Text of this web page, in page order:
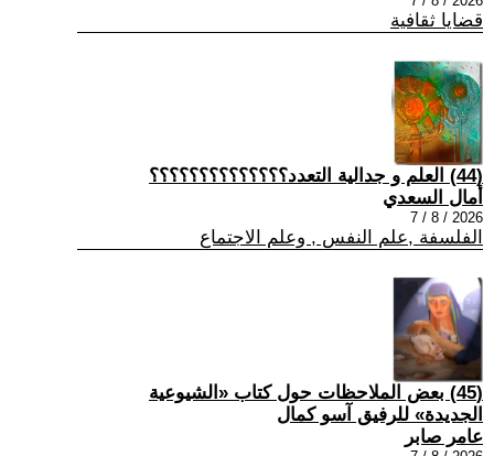
قضايا ثقافية
(44) العلم و جدالية التعدد؟؟؟؟؟؟؟؟؟؟؟؟؟؟
أمال السعدي
2026 / 8 / 7
الفلسفة ,علم النفس , وعلم الاجتماع
(45) بعض الملاحظات حول كتاب «الشيوعية
الجديدة» للرفيق آسو كمال
عامر صابر